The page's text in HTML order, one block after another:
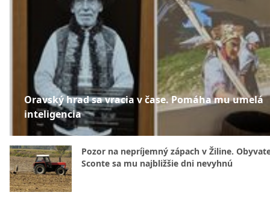
Oravský hrad sa vracia v čase. Pomáha mu umelá
inteligencia
Pozor na nepríjemný zápach v Žiline.
Sconte sa mu najbližšie dni nevyhnú